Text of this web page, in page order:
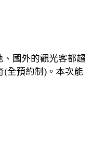
、國外的觀光客都趨
(全預約制)。本次能